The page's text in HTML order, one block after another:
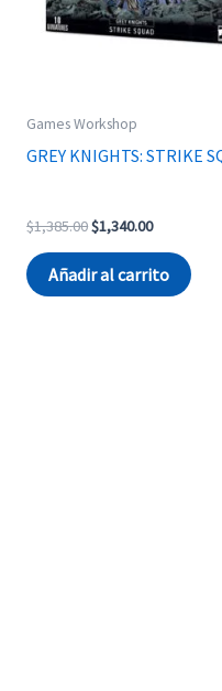
Games Workshop
GREY KNIGHTS: STRIKE
$1,385.00Original
was:
$1,385.00.
$1,340.00Current
is:
$1,340.00.
Añadir al carrito